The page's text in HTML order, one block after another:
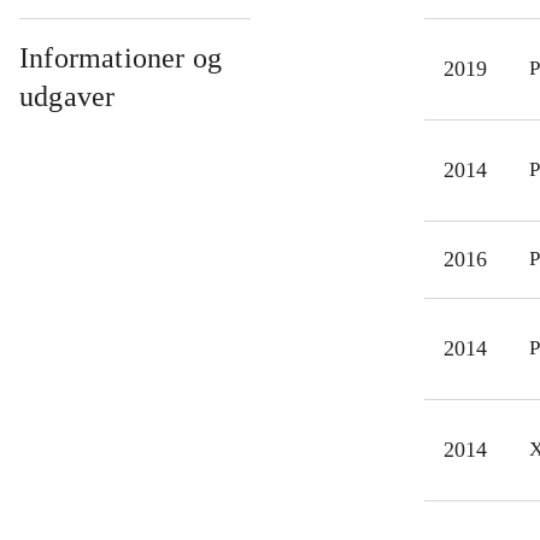
for
I
Informationer og
udgaver
2019
2014
2016
2014
2014